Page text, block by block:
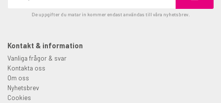
De uppgifter du matar in kommer endast användas till våra nyhetsbrev.
Kontakt & information
Vanliga frågor & svar
Kontakta oss
Om oss
Nyhetsbrev
Cookies